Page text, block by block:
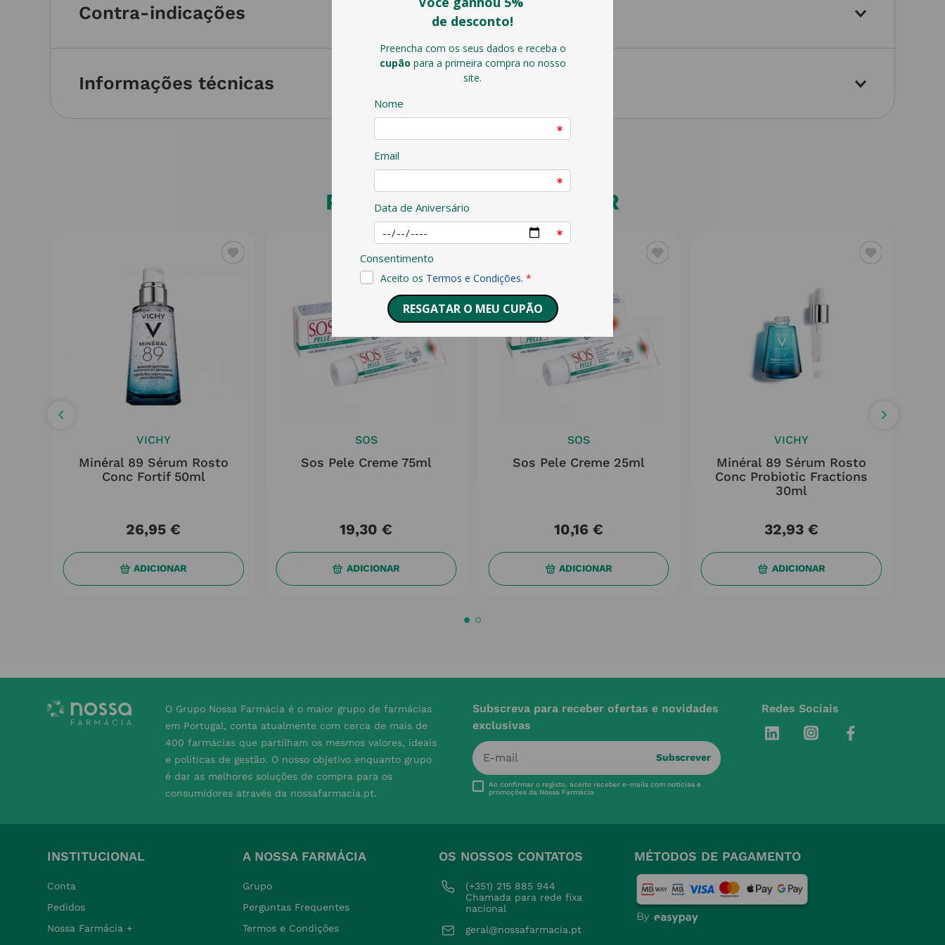
Contra-indicações
Informações técnicas
PODERÁ TAMBÉM GOSTAR
VICHY
Minéral 89 Sérum Rosto
Conc Fortif 50ml
26,95 €
ADICIONAR
SOS
Sos Pele Creme 75ml
19,30 €
ADICIONAR
SOS
Sos Pele Creme 25ml
10,16 €
ADICIONAR
VICHY
Minéral 89 Sérum Rosto
Conc Probiotic Fractions
30ml
32,93 €
ADICIONAR
O Grupo Nossa Farmácia é o maior grupo de farmácias
em Portugal, conta atualmente com cerca de mais de
400 farmácias que partilham os mesmos valores, ideais
e políticas de gestão. O nosso objetivo enquanto grupo
é dar as melhores soluções de compra para os
consumidores através da nossafarmacia.pt.
Subscreva para receber ofertas e novidades
exclusivas
Subscrever
Ao confirmar o registo, aceito receber e-mails com notícias e
promoções da Nossa Farmácia
Redes Sociais
INSTITUCIONAL
Conta
Pedidos
Nossa Farmácia +
A NOSSA FARMÁCIA
Grupo
Perguntas Frequentes
Termos e Condições
OS NOSSOS CONTATOS
(+351) 215 885 944
Chamada para rede fixa
nacional
geral@nossafarmacia.pt
MÉTODOS DE PAGAMENTO